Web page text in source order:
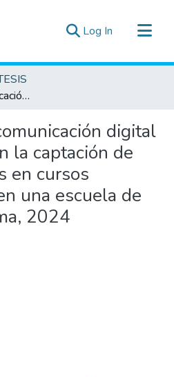
Log In (current)
Estrategias de comunicación digital y su relación con la captación de nuevos alumnos en cursos especializados en una escuela de posgrado de Lima, 2024
digital
la captación de
en cursos
una escuela de
2024